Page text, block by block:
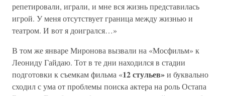
репетировали, играли, и мне вся жизнь представилась
игрой. У меня отсутствует граница между жизнью и
театром. И вот я доигрался…»
В том же январе Миронова вызвали на «Мосфильм» к
Леониду Гайдаю. Тот в те дни находился в стадии
подготовки к съемкам фильма «12 стульев»и буквально
сходил с ума от проблемы поиска актера на роль Остапа